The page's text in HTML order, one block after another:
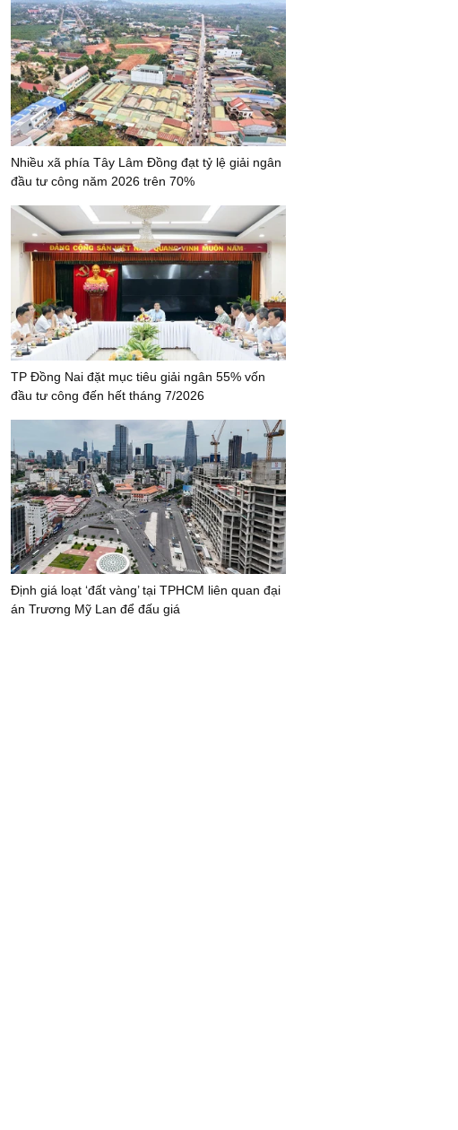
Nhiều xã phía Tây Lâm Đồng đạt tỷ lệ giải ngân
đầu tư công năm 2026 trên 70%
TP Đồng Nai đặt mục tiêu giải ngân 55% vốn
đầu tư công đến hết tháng 7/2026
Định giá loạt ‘đất vàng’ tại TPHCM liên quan đại
án Trương Mỹ Lan để đấu giá